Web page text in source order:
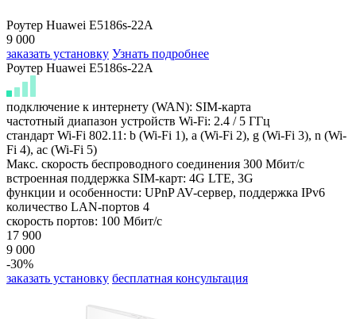
Роутер Huawei E5186s-22A
9 000
заказать установку Узнать подробнее
Роутер Huawei E5186s-22A
подключение к интернету (WAN): SIM-карта
частотный диапазон устройств Wi-Fi: 2.4 / 5 ГГц
стандарт Wi-Fi 802.11: b (Wi-Fi 1), a (Wi-Fi 2), g (Wi-Fi 3), n (Wi-
Fi 4), ac (Wi-Fi 5)
Макс. скорость беспроводного соединения 300 Мбит/с
встроенная поддержка SIM-карт: 4G LTE, 3G
функции и особенности: UPnP AV-сервер, поддержка IPv6
количество LAN-портов 4
скорость портов: 100 Мбит/с
17 900
9 000
-30%
заказать установку бесплатная консультация